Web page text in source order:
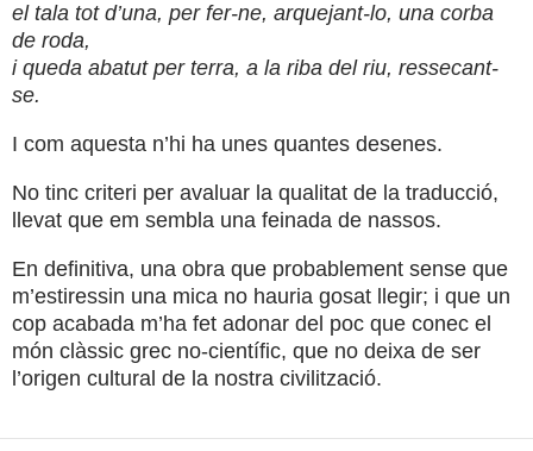
el tala tot d’una, per fer-ne, arquejant-lo, una corba
de roda,
i queda abatut per terra, a la riba del riu, ressecant-
se.
I com aquesta n’hi ha unes quantes desenes.
No tinc criteri per avaluar la qualitat de la traducció,
llevat que em sembla una feinada de nassos.
En definitiva, una obra que probablement sense que
m’estiressin una mica no hauria gosat llegir; i que un
cop acabada m’ha fet adonar del poc que conec el
món clàssic grec no-científic, que no deixa de ser
l’origen cultural de la nostra civilització.